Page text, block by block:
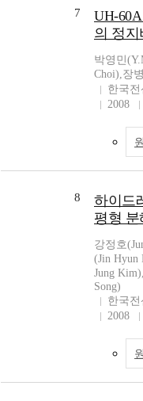
7
UH-
의 정
박영민
Choi),장
한국
2008
8
하이드
평형
강정호
(Jin Hyun
Jung
Song)
한국
2008